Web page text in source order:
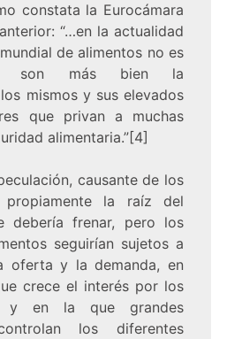
constata la Eurocámara
“…en la actualidad
de alimentos no es
son más bien la
mismos y sus elevados
que privan a muchas
alimentaria.”[4]
causante de los
propiamente la raíz del
debería frenar, pero los
seguirían sujetos a
oferta y la demanda, en
crece el interés por los
y en la que grandes
los diferentes